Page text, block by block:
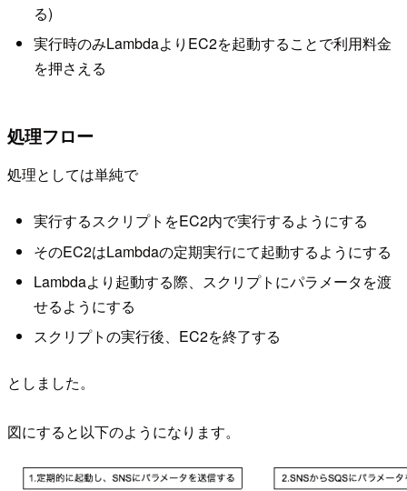
る)
実行時のみLambdaよりEC2を起動することで利用料金
を押さえる
処理フロー
処理としては単純で
実行するスクリプトをEC2内で実行するようにする
そのEC2はLambdaの定期実行にて起動するようにする
Lambdaより起動する際、スクリプトにパラメータを渡
せるようにする
スクリプトの実行後、EC2を終了する
としました。
図にすると以下のようになります。